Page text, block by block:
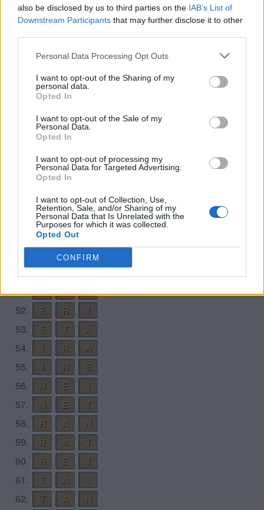
also be disclosed by us to third parties on the IAB’s List of
Downstream Participants that may further disclose it to other
Personal Data Processing Opt Outs
I want to opt-out of the Sharing of my
personal data.
Opted In
I want to opt-out of the Sale of my
Personal Data.
Opted In
I want to opt-out of processing my
Personal Data for Targeted Advertising.
Opted In
I want to opt-out of Collection, Use,
Retention, Sale, and/or Sharing of my
Personal Data that Is Unrelated with the
Purposes for which it was collected.
Opted Out
CONFIRM
36. T I A
N
37.
T I E
R
T I R
E
T R
A I
A
A I
A N
T
A R
A R
E
A R
T
A T
A
R
50.
E A
T
51.
E R
A
52.
E R
I
53.
E T
À
54.
R
A
55.
R
E
56.
N E
57.
N E
T
58.
R A
N
59.
R A
T
60.
R E
T
61.
T A
62.
T A
N